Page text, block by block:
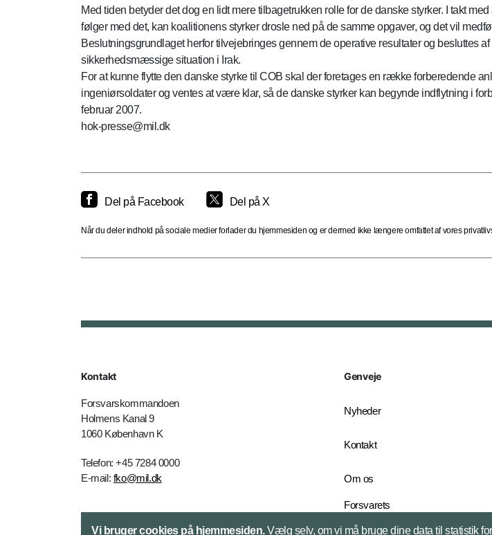
Med tiden betyder det dog en lidt mere tilbagetrukken rolle for de danske styrker. I takt
følger med det, kan koalitionens styrker drosle ned på de samme opgaver, og det vil
Beslutningsgrundlaget herfor tilvejebringes gennem de operative resultater og besluttes
sikkerhedsmæssige situation i Irak.
For at kunne flytte den danske styrke til COB skal der foretages en række forberedende
ingeniørsoldater og ventes at være klar, så de danske styrker kan begynde indflytning i
februar 2007.
hok-presse@mil.dk
Del på Facebook Del på X
Når du deler indhold på sociale medier forlader du hjemmesiden og er dermed ikke længere omfattet af vores
Kontakt
Forsvarskommandoen
Holmens Kanal 9
1060 København K
Telefon: +45 7284 0000
E-mail: fko@mil.dk
Kontakt
Genveje
Nyheder
Kontakt
Om os
Forsvarets
Vi bruger cookies på hjemmesiden.Vælg selv, om vi må bruge dine data til statistik